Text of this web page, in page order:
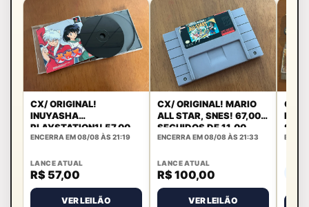
CX/ ORIGINAL!
INUYASHA
PLAYSTATION1! 57,00
SEGUIDOS DE 11,00
ENCERRA EM 08/08 ÀS 21:19
LANCE ATUAL
R$ 57,00
VER LEILÃO
CX/ ORIGINAL! MARIO
ALL STAR, SNES! 67,00
SEGUIDOS DE 11,00
ENCERRA EM 08/08 ÀS 21:33
LANCE ATUAL
R$ 100,00
VER LEILÃO
CX/